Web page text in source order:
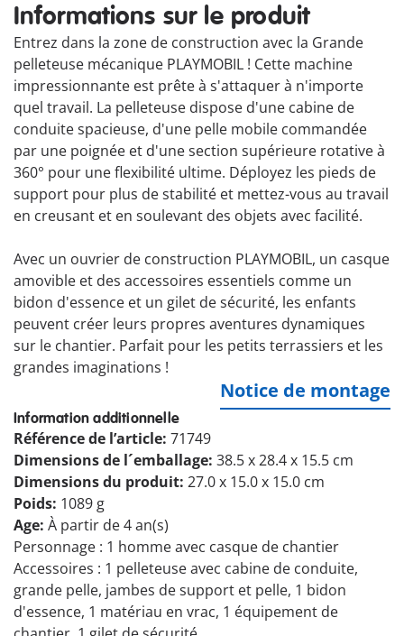
Informations sur le produit
Entrez dans la zone de construction avec la Grande
pelleteuse mécanique PLAYMOBIL ! Cette machine
impressionnante est prête à s'attaquer à n'importe
quel travail. La pelleteuse dispose d'une cabine de
conduite spacieuse, d'une pelle mobile commandée
par une poignée et d'une section supérieure rotative à
360° pour une flexibilité ultime. Déployez les pieds de
support pour plus de stabilité et mettez-vous au travail
en creusant et en soulevant des objets avec facilité.
Avec un ouvrier de construction PLAYMOBIL, un casque
amovible et des accessoires essentiels comme un
bidon d'essence et un gilet de sécurité, les enfants
peuvent créer leurs propres aventures dynamiques
sur le chantier. Parfait pour les petits terrassiers et les
grandes imaginations !
Notice de montage
Information additionnelle
Référence de l’article: 71749
Dimensions de l´emballage: 38.5 x 28.4 x 15.5 cm
Dimensions du produit: 27.0 x 15.0 x 15.0 cm
Poids: 1089 g
Age: À partir de 4 an(s)
Personnage : 1 homme avec casque de chantier
Accessoires : 1 pelleteuse avec cabine de conduite,
grande pelle, jambes de support et pelle, 1 bidon
d'essence, 1 matériau en vrac, 1 équipement de